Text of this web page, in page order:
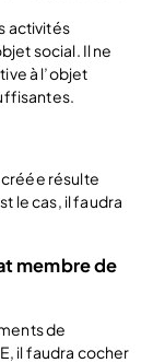
activités
social. Il ne
à l’objet
résulte
le cas, il faudra
membre de
de
il faudra cocher